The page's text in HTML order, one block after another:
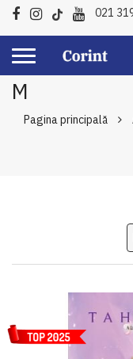
021
M
Pagina principală